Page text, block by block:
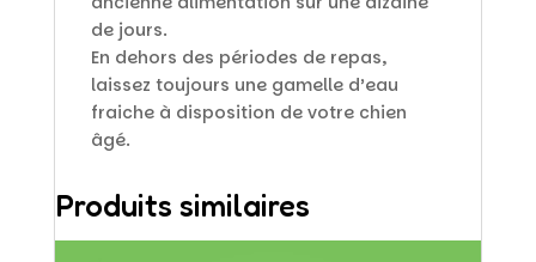
de jours.
En dehors des périodes de repas,
laissez toujours une gamelle d’eau
fraiche à disposition de votre chien
âgé.
Produits similaires